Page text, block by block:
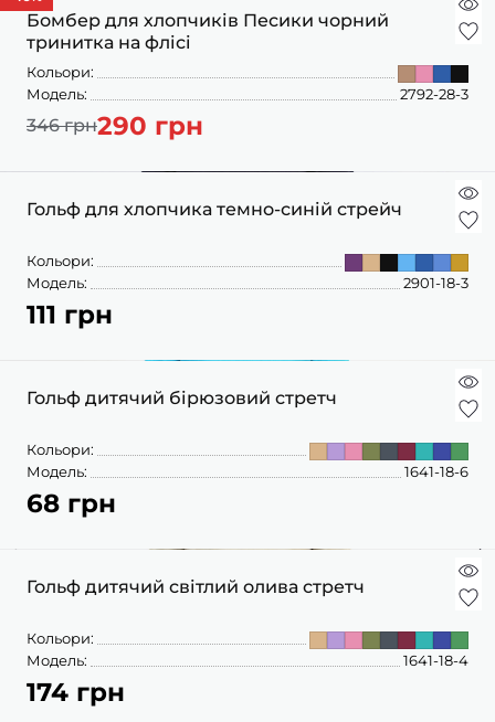
Бомбер для хлопчиків Песики чорний
тринитка на флісі
Кольори:
Модель:
2792-28-3
346 грн290 грн
Гольф для хлопчика темно-синій стрейч
Кольори:
Модель:
2901-18-3
111 грн
Гольф дитячий бірюзовий стретч
Кольори:
Модель:
1641-18-6
68 грн
Гольф дитячий світлий олива стретч
Кольори:
Модель:
1641-18-4
174 грн
КОЛГОТКИ
ШКАРПЕТКИ
КОМБІНЕЗОНИ
КОМПЛЕКТИ
КОСТЮМИ
КОФТИНКИ
КУРТКИ
З ШАПОЧКОЮ
ЧОЛОВІЧКИ СЛІПИ
ШАПОЧКИ
КОЛГОТКИ
ШКАРПЕТКИ
КОСТЮМИ
КОМПЛЕКТИ
ЛОНГСЛІВИ
БЛУЗИ
ЛОСИНИ
СУКНІ
ТЕРМОБІЛИЗНА
ХУДІ СВІТШОТИ
КОМПЛЕКТИ
КУРТКИ
БОМБЕРИ
ХУДІ ЛОНГСЛІВИ
ШАПКИ
ШОРТИ
ШТАНИ ДЖОГЕРИ
ПІЖАМИ
КОМПЛЕКТИ
ФУТБОЛКИ
ШКАРПЕТКИ
СЛІДИ